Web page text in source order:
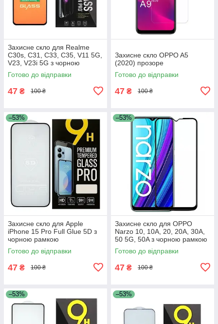
Захисне скло для Realme
C30s, C31, С33, C35, V11 5G,
V23, V23i 5G з чорною
рамкою
Готово до відправки
47 ₴ 100 ₴
Захисне скло OPPO A5
(2020) прозоре
Готово до відправки
47 ₴ 100 ₴
–53%
Захисне скло для Apple
iPhone 15 Pro Full Glue 5D з
чорною рамкою
Готово до відправки
47 ₴ 100 ₴
–53%
Захисне скло для OPPO
Narzo 10, 10A, 20, 20A, 30A,
50 5G, 50A з чорною рамкою
Готово до відправки
47 ₴ 100 ₴
–53% –53%